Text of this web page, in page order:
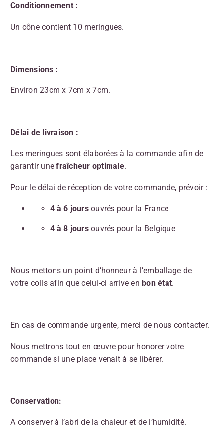
Conditionnement :
Un cône contient 10 meringues.
Dimensions :
Environ 23cm x 7cm x 7cm.
Délai de livraison :
Les meringues sont élaborées à la commande afin de
garantir unefraîcheur optimale.
Pour le délai de réception de votre commande, prévoir :
4 à 6 jours ouvrés pour la France
4 à 8 jours ouvrés pour la Belgique
Nous mettons un point d’honneur à l’emballage de
votre colis afin que celui-ci arrive en bon état.
En cas de commande urgente, merci de nous contacter.
Nous mettrons tout en œuvre pour honorer votre
commande si une place venait à se libérer.
Conservation:
A conserver à l’abri de la chaleur et de l’humidité.